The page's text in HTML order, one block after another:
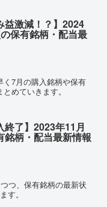
益激減！？】2024
保有銘柄・配当最
く7月の購入銘柄や保有
めていきます。
終了】2023年11月
銘柄・配当最新情報
つ、保有銘柄の最新状
す。